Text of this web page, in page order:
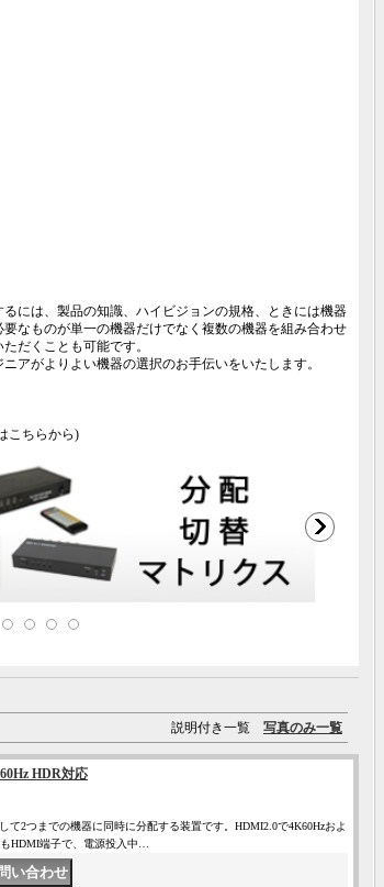
には、製品の知識、ハイビジョンの規格、ときには機器
なものが単一の機器だけでなく複数の機器を組み合わせ
だくことも可能です。
アがよりよい機器の選択のお手伝いをいたします。
こちらから)
説明付き一覧 写真のみ一覧
HDR対応
て2つまでの機器に同時に分配する装置です。HDMI2.0で4K60Hzおよ
HDMI端子で、電源投入中…